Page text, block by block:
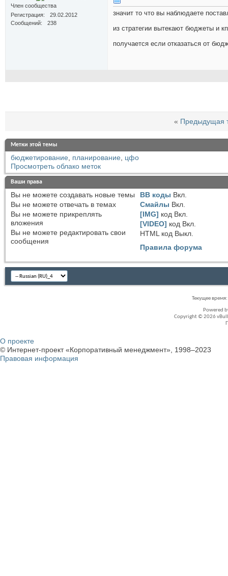
Член сообщества
Регистрация
29.02.2012
Сообщений
238
значит то что вы наблюдаете
из стратегии вытекают бюджеты и
получается если отказаться от
« Предыдущая
Метки этой темы
бюджетирование, планирование, цфо
Просмотреть облако меток
Ваши права
Вы не можете создавать новые темы
Вы не можете отвечать в темах
Вы не можете прикреплять
вложения
Вы не можете редактировать свои
сообщения
BB коды Вкл.
Смайлы Вкл.
[IMG] код Вкл.
[VIDEO] код Вкл.
HTML код Выкл.
Правила форума
Текущее время:
Powered
Copyright © 2026
О проекте
© Интернет-проект «Корпоративный менеджмент», 1998–2023
Правовая информация